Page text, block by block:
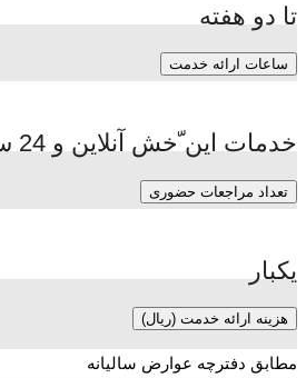
تا دو هفته
ساعات ارائه خدمت
خدمات این ّخش آنلاین و 24 ساعته میباشد.
تعداد مراجعات حضوری
یکبار
هزینه ارائه خدمت (ریال)
مطابق دفترچه عوارض سالیانه